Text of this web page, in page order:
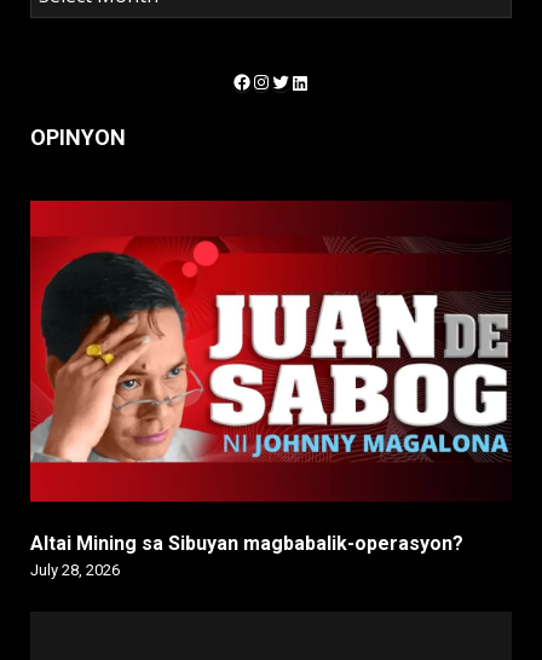
Facebook
Instagram
Twitter
LinkedIn
OPINYON
Altai Mining sa Sibuyan magbabalik-operasyon?
July 28, 2026